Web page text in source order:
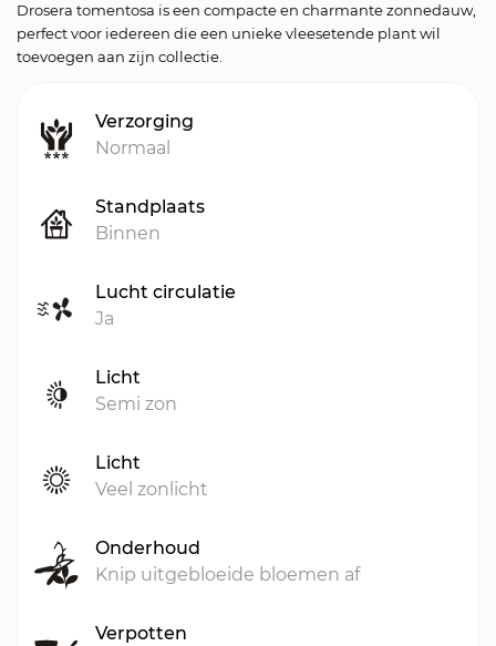
Drosera tomentosa is een compacte en charmante zonnedauw,
perfect voor iedereen die een unieke vleesetende plant wil
toevoegen aan zijn collectie.
Verzorging
Normaal
Standplaats
Binnen
Lucht circulatie
Ja
Licht
Semi zon
Licht
Veel zonlicht
Onderhoud
Knip uitgebloeide bloemen af
Verpotten